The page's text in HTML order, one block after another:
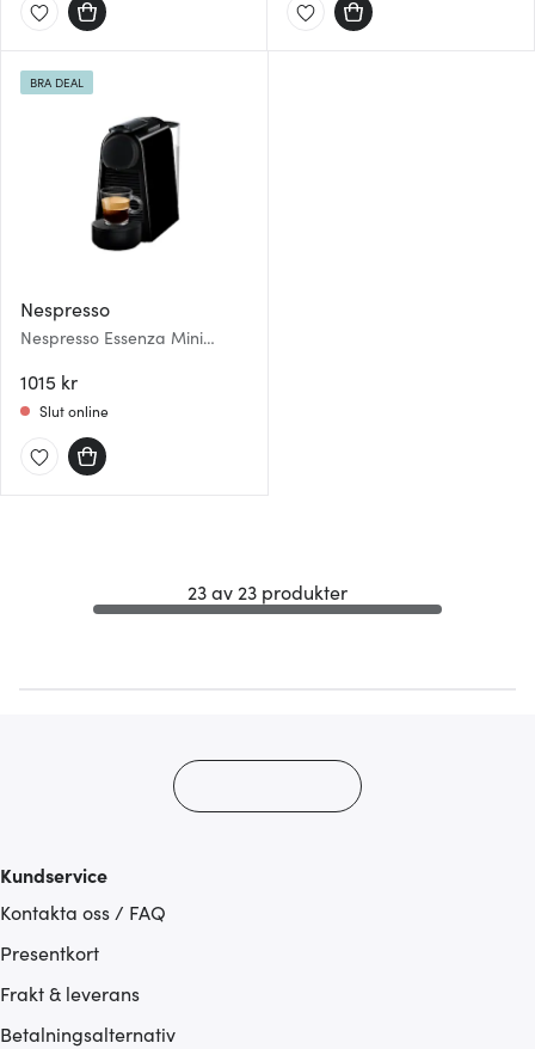
Nespresso
Nespresso Essenza Mini
1015 kr
BRA DEAL
Slut online
23 av 23 produkter
Kundservice
Kontakta oss / FAQ
Presentkort
Frakt & leverans
Betalningsalternativ